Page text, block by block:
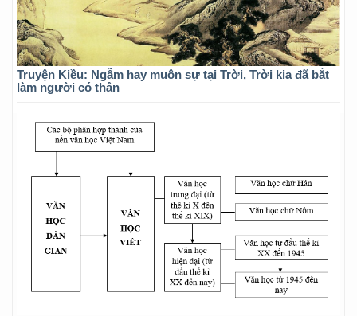
Truyện Kiều: Ngẫm hay muôn sự tại Trời, Trời kia đã bắt
làm người có thân